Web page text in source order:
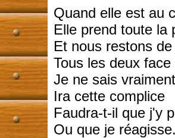
Quand elle est au
Elle prend toute la
Et nous restons
Tous les deux
Je ne sais
Ira cette complice
Faudra-t-il que j'y
Ou que je